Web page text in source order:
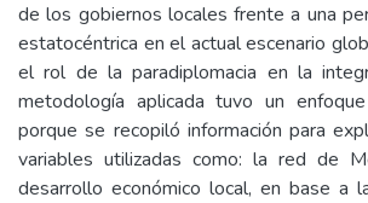
de los gobiernos locales frente a una
estatocéntrica en el actual escenario
el rol de la paradiplomacia en la
metodología aplicada tuvo un
porque se recopiló información para
variables utilizadas como: la red de
desarrollo económico local, en base a